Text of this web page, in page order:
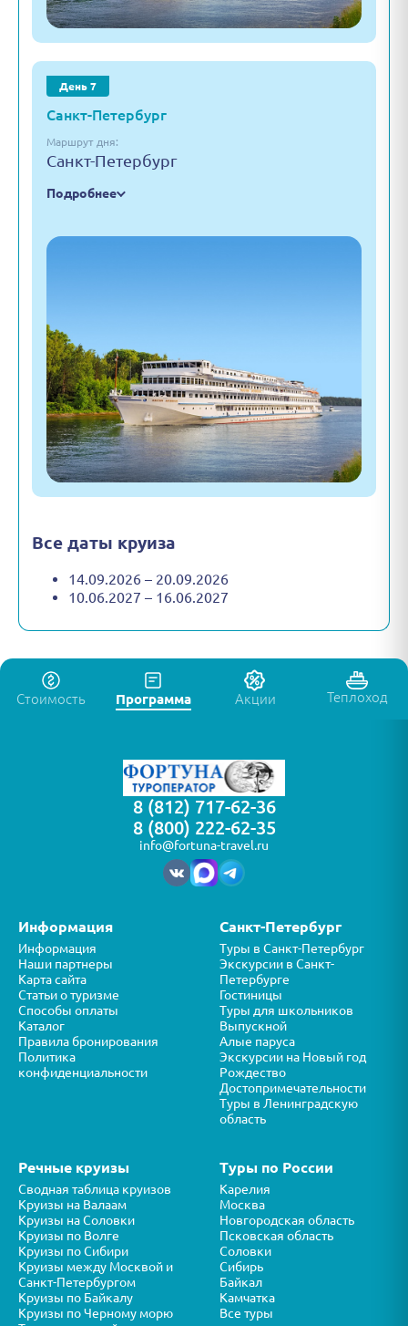
День 7
Санкт-Петербург
Маршрут дня:
Санкт-Петербург
Подробнее
Все даты круиза
14.09.2026 – 20.09.2026
10.06.2027 – 16.06.2027
Стоимость Программа Акции Теплоход
8 (812) 717-62-36
8 (800) 222-62-35
info@fortuna-travel.ru
Информация
Информация
Наши партнеры
Карта сайта
Статьи о туризме
Способы оплаты
Каталог
Правила бронирования
Политика
конфиденциальности
Санкт-Петербург
Туры в Санкт-Петербург
Экскурсии в Санкт-
Петербурге
Гостиницы
Туры для школьников
Выпускной
Алые паруса
Экскурсии на Новый год
Рождество
Достопримечательности
Туры в Ленинградскую
область
Речные круизы
Сводная таблица круизов
Круизы на Валаам
Круизы на Соловки
Круизы по Волге
Круизы по Сибири
Круизы между Москвой и
Санкт-Петербургом
Круизы по Байкалу
Круизы по Черному морю
Туры по России
Карелия
Москва
Новгородская область
Псковская область
Соловки
Сибирь
Байкал
Камчатка
Все туры